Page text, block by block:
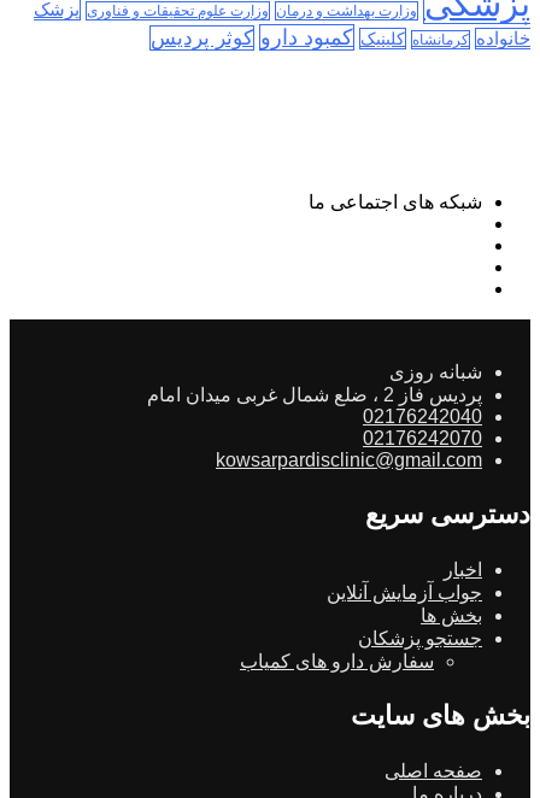
وزارت بهداشت و درمان وزارت علوم تحقیقات و فناوری پزشک
خانواده کرمانشاه کلینیک کمبود دارو کوثر پردیس
شبکه های اجتماعی ما
شبانه روزی
پردیس فاز 2 ، ضلع شمال غربی میدان امام
02176242040
02176242070
kowsarpardisclinic@gmail.com
دسترسی سریع
اخبار
جواب آزمایش آنلاین
بخش ها
جستجو پزشکان
سفارش دارو های کمیاب
بخش های سایت
صفحه اصلی
درباره ما